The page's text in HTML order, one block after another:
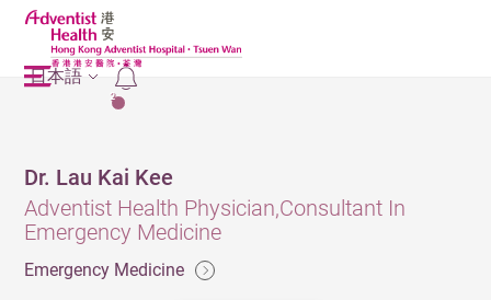
2
日本語
Dr. Lau Kai Kee
Adventist Health Physician,Consultant In
Emergency Medicine
Emergency Medicine